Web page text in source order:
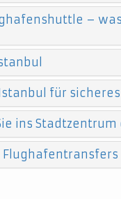
–
für sicheres
ins Stadtzentrum
Flughafentransfers